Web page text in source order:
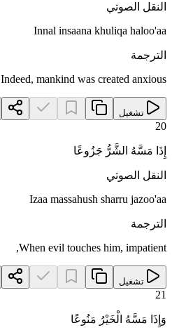
النقل الصوتي
Innal insaana khuliqa haloo'aa
الترجمة
Indeed, mankind was created anxious:
تشغيل
20
إِذَا مَسَّهُ الشَّرُّ جَزُوعًا
النقل الصوتي
Izaa massahush sharru jazoo'aa
الترجمة
When evil touches him, impatient,
تشغيل
21
وَإِذَا مَسَّهُ الْخَيْرُ مَنُوعًا